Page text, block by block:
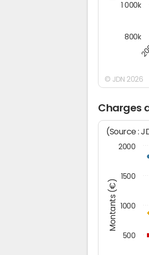
800k
1 000k
© JDN 2026
Charges
Montants (€)
(Source :
500
1000
1500
2000